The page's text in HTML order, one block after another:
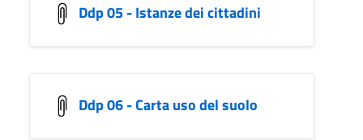
Ddp 05 - Istanze dei cittadini
Ddp 06 - Carta uso del suolo